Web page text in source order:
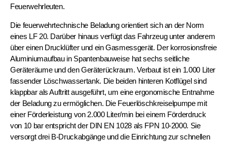
Feuerwehrleuten.
Die feuerwehrtechnische Beladung orientiert sich an der Norm
eines LF 20. Darüber hinaus verfügt das Fahrzeug unter anderem
über einen Drucklüfter und ein Gasmessgerät. Der korrosionsfreie
Aluminiumaufbau in Spantenbauweise hat sechs seitliche
Geräteräume und den Geräterückraum. Verbaut ist ein 1.000 Liter
fassender Löschwassertank. Die beiden hinteren Kotflügel sind
klappbar als Auftritt ausgeführt, um eine ergonomische Entnahme
der Beladung zu ermöglichen. Die Feuerlöschkreiselpumpe mit
einer Förderleistung von 2.000 Liter/min bei einem Förderdruck
von 10 bar entspricht der DIN EN 1028 als FPN 10-2000. Sie
versorgt drei B-Druckabgänge und die Einrichtung zur schnellen